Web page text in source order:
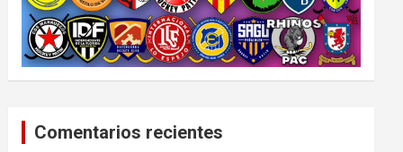
Comentarios recientes